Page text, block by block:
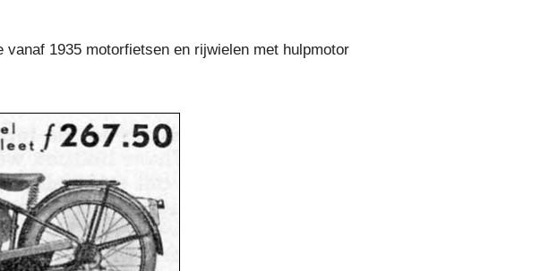
1935 motorfietsen en rijwielen met hulpmotor